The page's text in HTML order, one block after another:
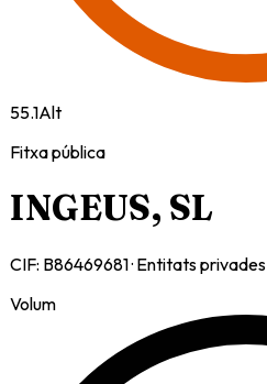
55.1Alt
Fitxa pública
INGEUS, SL
CIF: B86469681· Entitats privades
Volum